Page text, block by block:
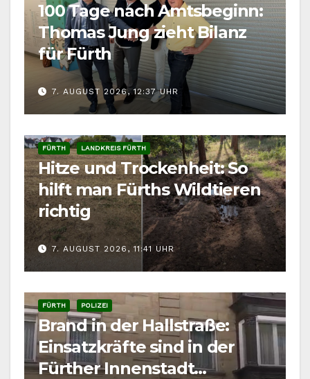
100 Tage nach Amtsbeginn:
Thomas Jung zieht Bilanz
für Fürth
7. AUGUST 2026, 12:37 UHR
FÜRTH LANDKREIS FÜRTH
Hitze und Trockenheit: So
hilft man Fürths Wildtieren
richtig
7. AUGUST 2026, 11:41 UHR
FÜRTH POLIZEI
Brand in der Hallstraße:
Einsatzkräfte sind in der
Fürther Innenstadt